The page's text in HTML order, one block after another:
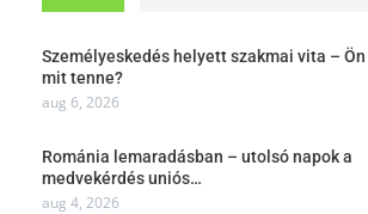
Személyeskedés helyett szakmai vita – Ön
mit tenne?
aug 6, 2026
Románia lemaradásban – utolsó napok a
medvekérdés uniós…
aug 4, 2026